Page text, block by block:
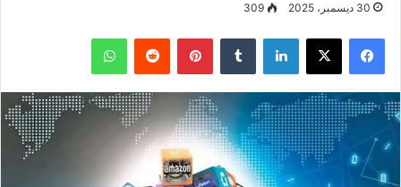
30 ديسمبر، 2025 309
فيسبوك ‫X لينكدإن بينتيريست واتساب